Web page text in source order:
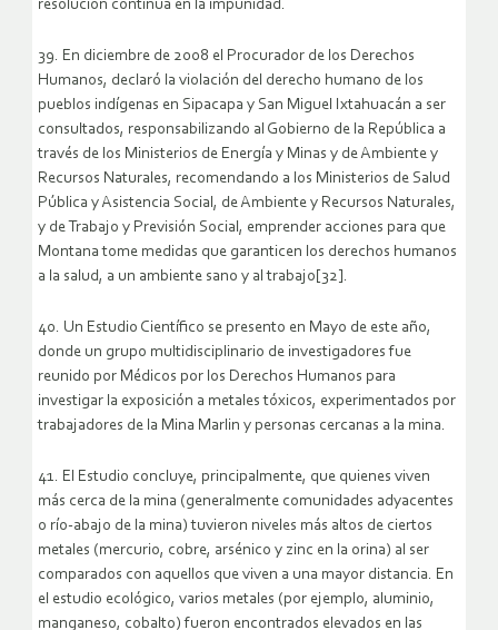
resolución continúa en la impunidad.
39. En diciembre de 2008 el Procurador de los Derechos
Humanos, declaró la violación del derecho humano de los
pueblos indígenas en Sipacapa y San Miguel Ixtahuacán a ser
consultados, responsabilizando al Gobierno de la República a
través de los Ministerios de Energía y Minas y de Ambiente y
Recursos Naturales, recomendando a los Ministerios de Salud
Pública y Asistencia Social, de Ambiente y Recursos Naturales,
y de Trabajo y Previsión Social, emprender acciones para que
Montana tome medidas que garanticen los derechos humanos
a la salud, a un ambiente sano y al trabajo[32].
40. Un Estudio Científico se presento en Mayo de este año,
donde un grupo multidisciplinario de investigadores fue
reunido por Médicos por los Derechos Humanos para
investigar la exposición a metales tóxicos, experimentados por
trabajadores de la Mina Marlin y personas cercanas a la mina.
41. El Estudio concluye, principalmente, que quienes viven
más cerca de la mina (generalmente comunidades adyacentes
o río-abajo de la mina) tuvieron niveles más altos de ciertos
metales (mercurio, cobre, arsénico y zinc en la orina) al ser
comparados con aquellos que viven a una mayor distancia. En
el estudio ecológico, varios metales (por ejemplo, aluminio,
manganeso, cobalto) fueron encontrados elevados en las